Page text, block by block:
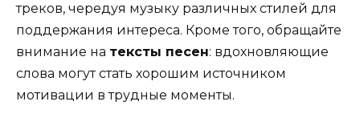
треков, чередуя музыку различных стилей для
поддержания интереса. Кроме того, обращайте
внимание на тексты песен: вдохновляющие
слова могут стать хорошим источником
мотивации в трудные моменты.